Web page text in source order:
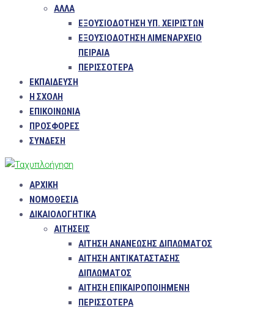
ΑΛΛΑ
ΕΞΟΥΣΙΟΔΟΤΗΣΗ ΥΠ. ΧΕΙΡΙΣΤΩΝ
ΕΞΟΥΣΙΟΔΟΤΗΣΗ ΛΙΜΕΝΑΡΧΕΙΟ
ΠΕΙΡΑΙΑ
ΠΕΡΙΣΣΌΤΕΡΑ
ΕΚΠΑΙΔΕΥΣΗ
Η ΣΧΟΛΗ
ΕΠΙΚΟΙΝΩΝΙΑ
ΠΡΟΣΦΟΡΕΣ
ΣΥΝΔΕΣΗ
ΑΡΧΙΚΗ
ΝΟΜΟΘΕΣΙΑ
ΔΙΚΑΙΟΛΟΓΗΤΙΚΑ
ΑΙΤΗΣΕΙΣ
ΑΙΤΗΣΗ ΑΝΑΝΕΩΣΗΣ ΔΙΠΛΩΜΑΤΟΣ
ΑΙΤΗΣΗ ΑΝΤΙΚΑΤΑΣΤΑΣΗΣ
ΔΙΠΛΩΜΑΤΟΣ
ΑΙΤΗΣΗ ΕΠΙΚΑΙΡΟΠΟΙΗΜΕΝΗ
ΠΕΡΙΣΣΌΤΕΡΑ